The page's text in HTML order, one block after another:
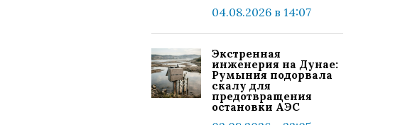
04.08.2026 в 14:07
Экстренная
инженерия на Дунае:
Румыния подорвала
скалу для
предотвращения
остановки АЭС